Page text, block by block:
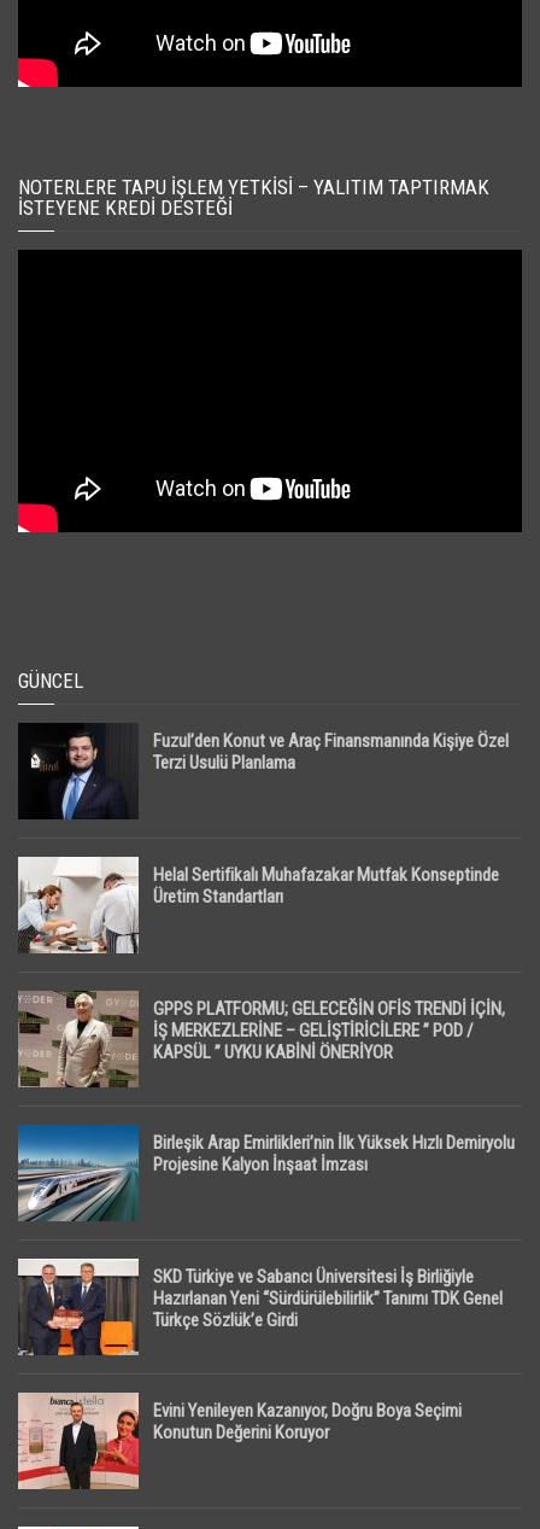
NOTERLERE TAPU İŞLEM YETKISI – YALITIM TAPTIRMAK
İSTEYENE KREDI DESTEĞI
GÜNCEL
Fuzul’den Konut ve Araç Finansmanında Kişiye Özel
Terzi Usulü Planlama
Helal Sertifikalı Muhafazakar Mutfak Konseptinde
Üretim Standartları
GPPS PLATFORMU; GELECEĞİN OFİS TRENDİ İÇİN,
İŞ MERKEZLERİNE – GELİŞTİRİCİLERE ” POD /
KAPSÜL ” UYKU KABİNİ ÖNERİYOR
Birleşik Arap Emirlikleri’nin İlk Yüksek Hızlı Demiryolu
Projesine Kalyon İnşaat İmzası
SKD Türkiye ve Sabancı Üniversitesi İş Birliğiyle
Hazırlanan Yeni “Sürdürülebilirlik” Tanımı TDK Genel
Türkçe Sözlük’e Girdi
Evini Yenileyen Kazanıyor, Doğru Boya Seçimi
Konutun Değerini Koruyor